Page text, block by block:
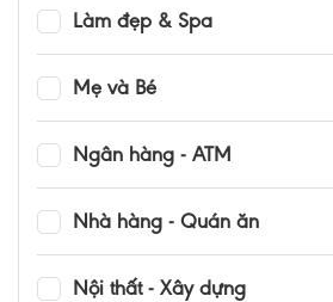
Làm đẹp & Spa
Mẹ và Bé
Ngân hàng - ATM
Nhà hàng - Quán ăn
Nội thất - Xây dựng